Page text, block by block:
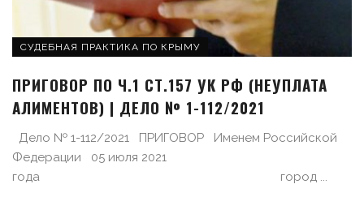
СУДЕБНАЯ ПРАКТИКА ПО КРЫМУ
ПРИГОВОР ПО Ч.1 СТ.157 УК РФ (НЕУПЛАТА
АЛИМЕНТОВ) | ДЕЛО № 1-112/2021
Дело № 1-112/2021 ПРИГОВОР Именем Российской
Федерации 05 июля 2021
года город ...